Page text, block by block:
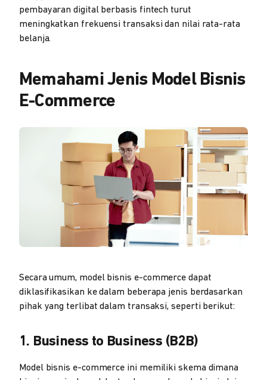
pembayaran digital berbasis fintech turut
meningkatkan frekuensi transaksi dan nilai rata-rata
belanja.
Memahami Jenis Model Bisnis
E-Commerce
Secara umum, model bisnis e-commerce dapat
diklasifikasikan ke dalam beberapa jenis berdasarkan
pihak yang terlibat dalam transaksi, seperti berikut:
1. Business to Business (B2B)
Model bisnis e-commerce ini memiliki skema dimana